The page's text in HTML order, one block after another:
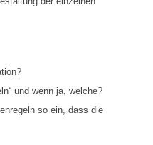
und wenn ja, welche?
so ein, dass die